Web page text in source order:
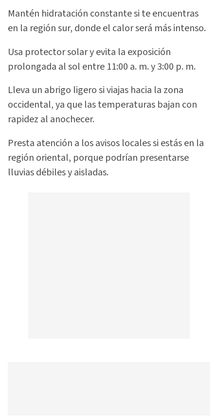
Mantén hidratación constante si te encuentras
en la región sur, donde el calor será más intenso.
Usa protector solar y evita la exposición
prolongada al sol entre 11:00 a. m. y 3:00 p. m.
Lleva un abrigo ligero si viajas hacia la zona
occidental, ya que las temperaturas bajan con
rapidez al anochecer.
Presta atención a los avisos locales si estás en la
región oriental, porque podrían presentarse
lluvias débiles y aisladas.